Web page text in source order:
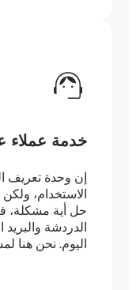
خدمة عملاء على مدار
الاستخدام، ولكن إذا
حل أية مشكلة،
اليوم. نحن هنا